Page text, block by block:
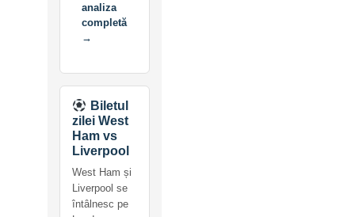
analiza
completă
→
Biletul
zilei West
Ham vs
Liverpool
West Ham și
Liverpool se
întâlnesc pe